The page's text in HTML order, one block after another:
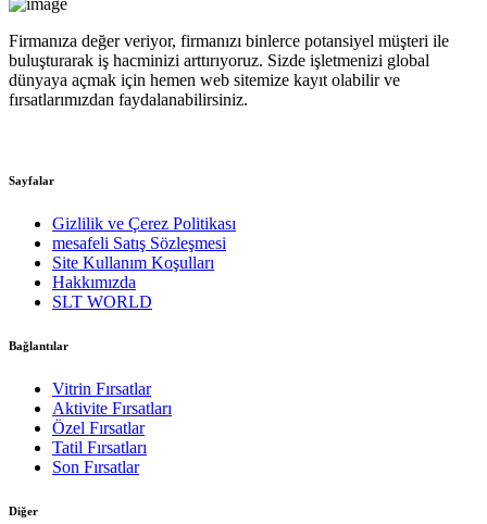
Firmanıza değer veriyor, firmanızı binlerce potansiyel müşteri ile
buluşturarak iş hacminizi arttırıyoruz. Sizde işletmenizi global
dünyaya açmak için hemen web sitemize kayıt olabilir ve
fırsatlarımızdan faydalanabilirsiniz.
Sayfalar
Gizlilik ve Çerez Politikası
mesafeli Satış Sözleşmesi
Site Kullanım Koşulları
Hakkımızda
SLT WORLD
Bağlantılar
Vitrin Fırsatlar
Aktivite Fırsatları
Özel Fırsatlar
Tatil Fırsatları
Son Fırsatlar
Diğer